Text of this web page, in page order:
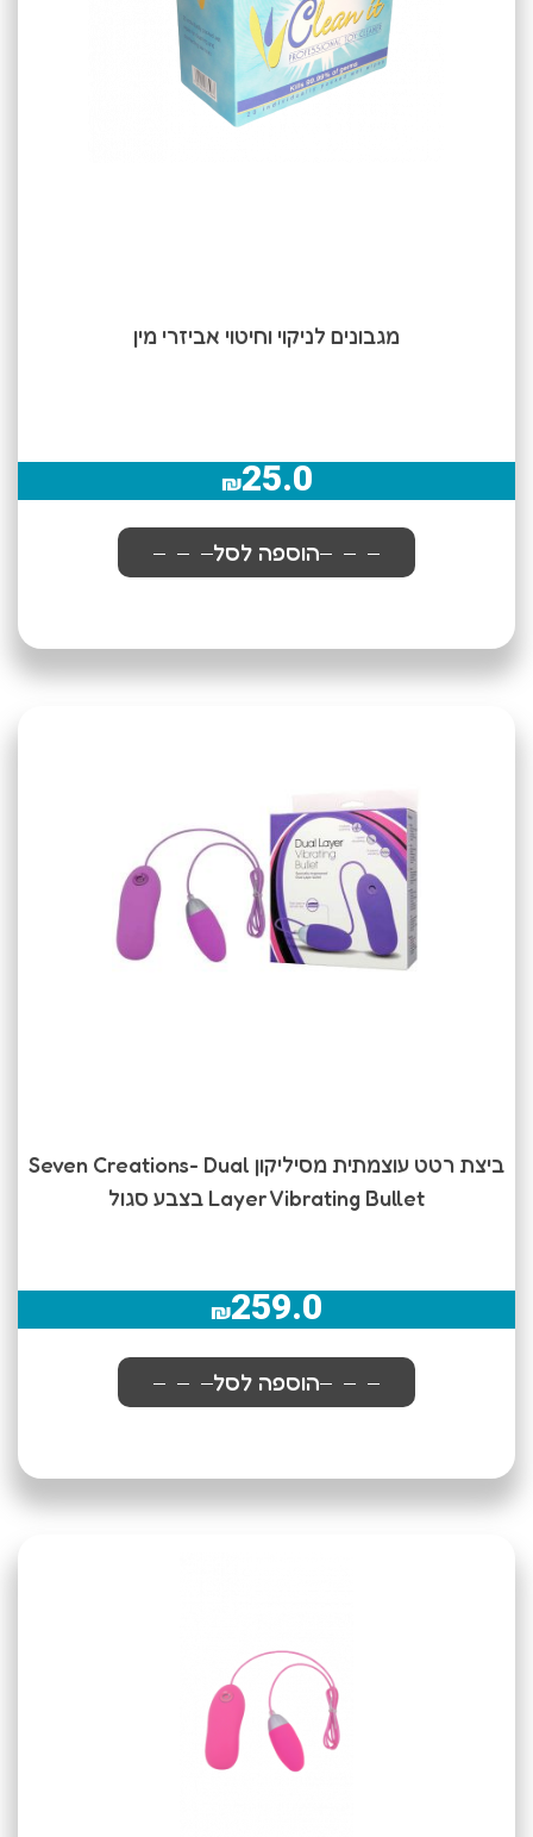
מגבונים לניקוי וחיטוי אביזרי מין
₪25.0
הוספה לסל
ביצת רטט עוצמתית מסיליקון Seven Creations- Dual
Layer Vibrating Bullet בצבע סגול
₪259.0
הוספה לסל